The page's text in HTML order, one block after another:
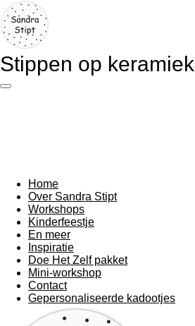
Ga
direct
naar
de
hoofdinhoud
Stippen op keramiek
Home
Over Sandra Stipt
Workshops
Kinderfeestje
En meer
Inspiratie
Doe Het Zelf pakket
Mini-workshop
Contact
Gepersonaliseerde kadootjes